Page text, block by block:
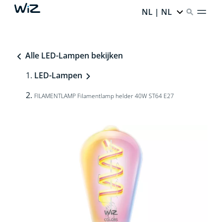
NL | NL
Alle LED-Lampen bekijken
LED-Lampen
FILAMENTLAMP Filamentlamp helder 40W ST64 E27